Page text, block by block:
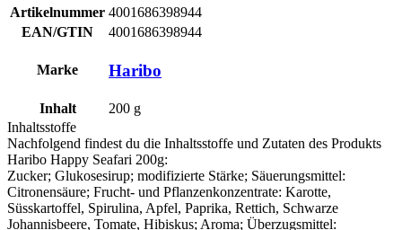
Artikelnummer 4001686398944
EAN/GTIN
4001686398944
Marke Haribo
Inhalt 200 g
Inhaltsstoffe
Nachfolgend findest du die Inhaltsstoffe und Zutaten des Produkts
Haribo Happy Seafari 200g:
Zucker; Glukosesirup; modifizierte Stärke; Säuerungsmittel:
Citronensäure; Frucht- und Pflanzenkonzentrate: Karotte,
Süsskartoffel, Spirulina, Apfel, Paprika, Rettich, Schwarze
Johannisbeere, Tomate, Hibiskus; Aroma; Überzugsmittel: